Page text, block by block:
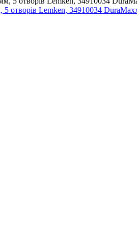
отворів Lemken, 34910034